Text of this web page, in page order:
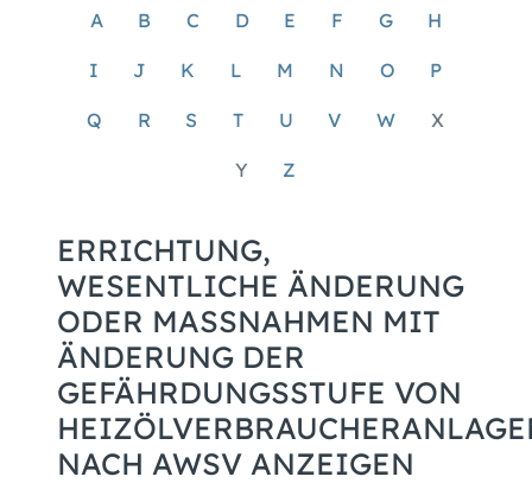
A B C D E F G H
I J K L M N O P
Q R S T U V W X
Y Z
ERRICHTUNG,
WESENTLICHE ÄNDERUNG
ODER MASSNAHMEN MIT Ä
NDERUNG DER G
EFÄHRDUNGSSTUFE VON H
EIZÖLVERBRAUCHERANLAGEN
ACH AWSV ANZEIGEN